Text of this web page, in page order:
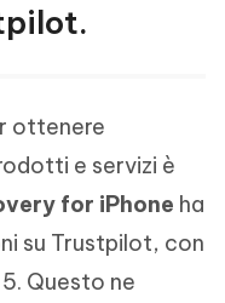
ottenere
e servizi è
for iPhone ha
su Trustpilot, con
Questo ne